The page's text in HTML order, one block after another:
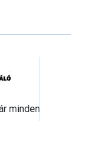
minden